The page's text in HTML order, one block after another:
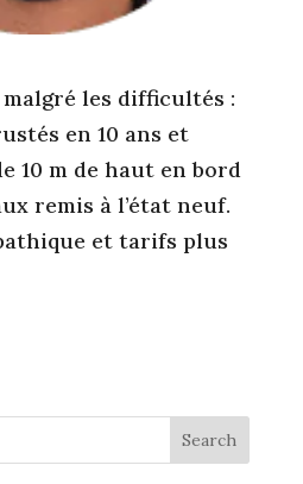
les difficultés :
en 10 ans et
10 m de haut en bord
remis à l’état neuf.
et tarifs plus
Search